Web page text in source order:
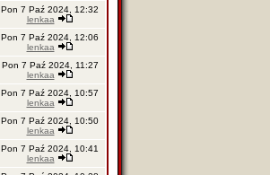
Pon 7 Paź 2024, 12:32
lenkaa
Pon 7 Paź 2024, 12:06
lenkaa
Pon 7 Paź 2024, 11:27
lenkaa
Pon 7 Paź 2024, 10:57
lenkaa
Pon 7 Paź 2024, 10:50
lenkaa
Pon 7 Paź 2024, 10:41
lenkaa